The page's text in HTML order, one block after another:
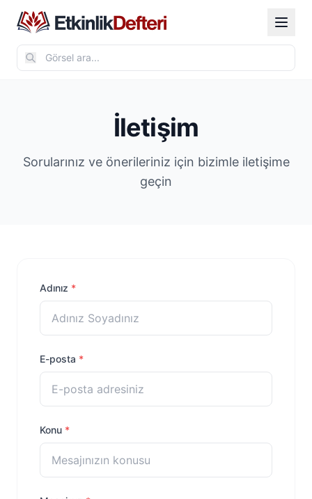
İletişim
Sorularınız ve önerileriniz için bizimle iletişime
geçin
Adınız *
E-posta *
Konu *